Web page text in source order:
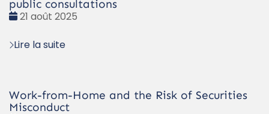
public consultations
Date
21 août 2025
Lire la suite
Work-from-Home and the Risk of Securities
Misconduct